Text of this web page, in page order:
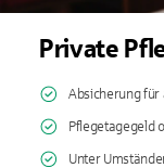
Private
Absicherung für
Pflegetagegeld
Unter